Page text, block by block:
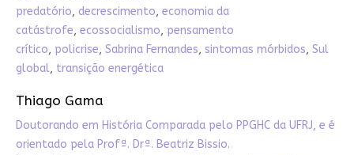
predatório, decrescimento, economia da
catástrofe, ecossocialismo, pensamento
crítico, policrise, Sabrina Fernandes, sintomas mórbidos, Sul
global, transição energética
Thiago Gama
Doutorando em História Comparada pelo PPGHC da UFRJ, e é
orientado pela Profª. Drª. Beatriz Bissio.